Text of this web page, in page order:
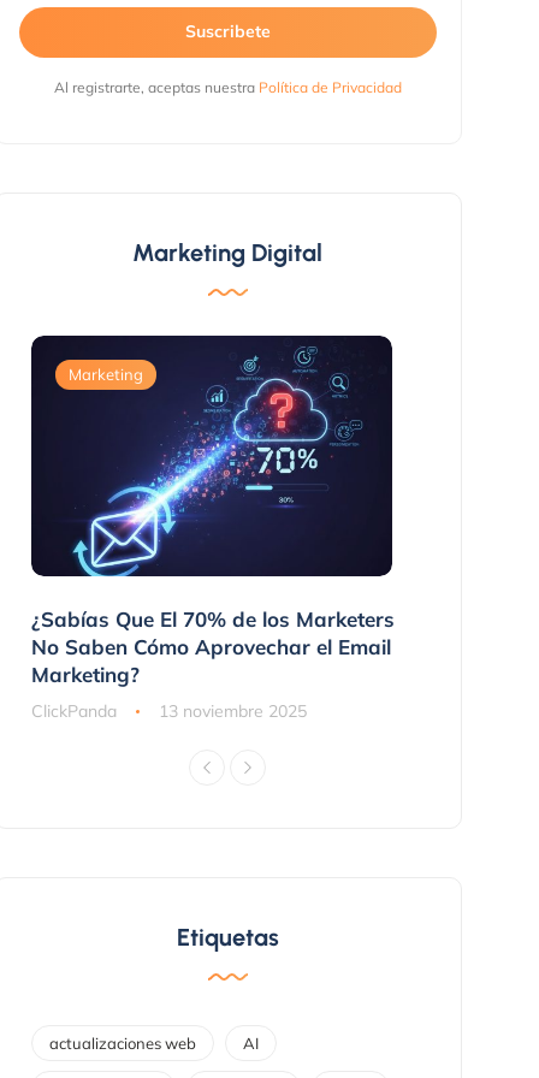
Suscribete
Al registrarte, aceptas nuestra Política de Privacidad
Marketing Digital
Marketing
¿Sabías Que El 70% de los Marketers
No Saben Cómo Aprovechar el Email
Marketing?
ClickPanda 13 noviembre 2025
Etiquetas
actualizaciones web AI